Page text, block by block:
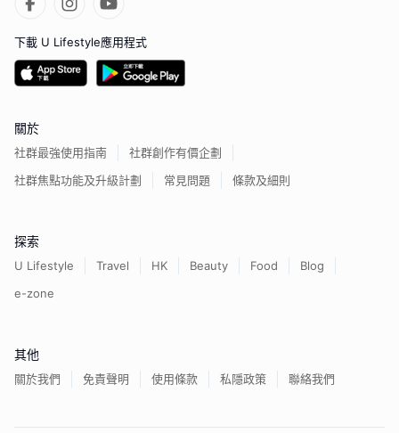
下載 U Lifestyle應用程式
關於
社群最強使用指南
社群創作有價企劃
社群焦點功能及升級計劃
常見問題 條款及細則
探索
U Lifestyle Travel HK Beauty Food
Blog
e-zone
其他
關於我們 免責聲明 使用條款 私隱政策 聯絡我們